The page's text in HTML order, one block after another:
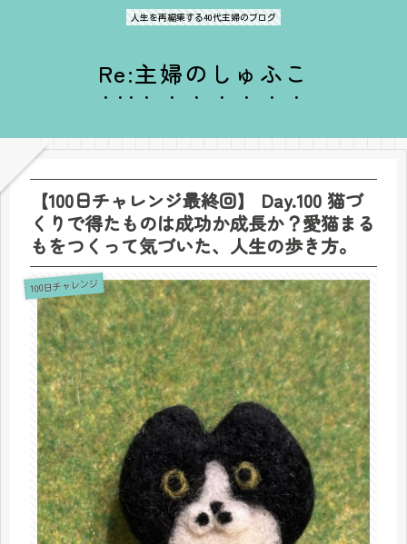
人生を再編集する40代主婦のブログ
Re:主婦のしゅふこ
【100日チャレンジ最終回】 Day.100 猫づ
くりで得たものは成功か成長か？愛猫まる
もをつくって気づいた、人生の歩き方。
100日チャレンジ